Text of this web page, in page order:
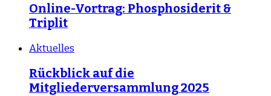
Online-Vortrag: Phosphosiderit &
Triplit
Aktuelles
Rückblick auf die
Mitgliederversammlung 2025